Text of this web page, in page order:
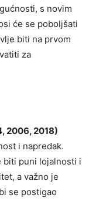
s novim
će se poboljšati
biti na prvom
za
2006, 2018)
i napredak.
biti puni lojalnosti i
a važno je
se postigao